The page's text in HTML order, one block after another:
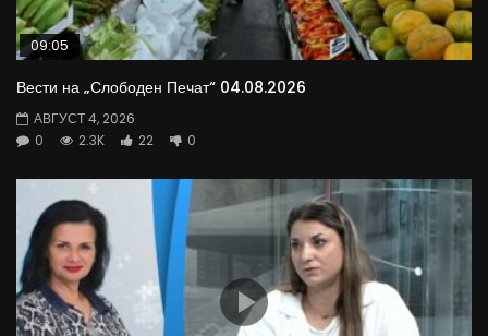
09:05
Вести на „Слободен Печат“ 04.08.2026
АВГУСТ 4, 2026
0
2.3K 22 0